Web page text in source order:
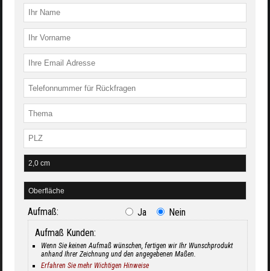
Aufmaß: Ja
Nein
Aufmaß Kunden:
Wenn Sie keinen Aufmaß wünschen, fertigen wir Ihr Wunschprodukt
anhand Ihrer Zeichnung und den angegebenen Maßen.
Erfahren Sie mehr Wichtigen Hinweise